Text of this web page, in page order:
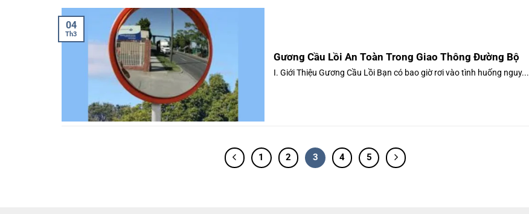
Gương Cầu Lồi An Toàn Trong Giao Thông Đường Bộ
I. Giới Thiệu Gương Cầu Lồi Bạn có bao giờ rơi vào tình huống nguy...
04
Th3
1 2 3 4 5